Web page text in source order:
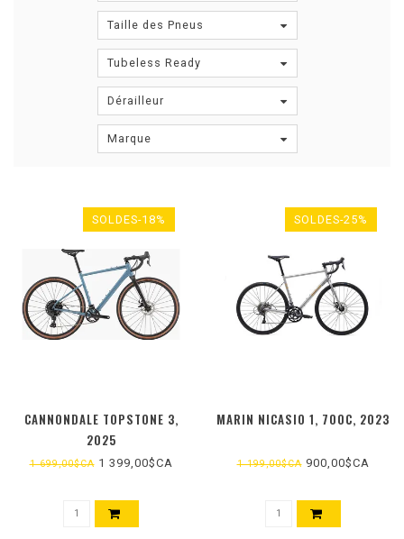
Taille des Pneus
Tubeless Ready
Dérailleur
Marque
SOLDES-18%
CANNONDALE TOPSTONE 3,
2025
1 699,00$CA1 399,00$CA
SOLDES-25%
MARIN NICASIO 1, 700C, 2023
1 199,00$CA900,00$CA